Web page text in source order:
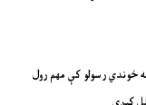
په خوندي رسولو کې مهم رول